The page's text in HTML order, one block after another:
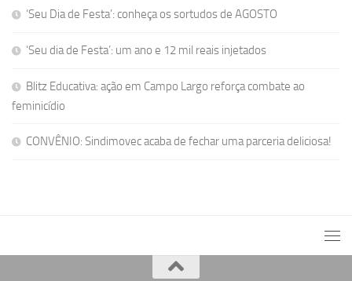
‘Seu Dia de Festa’: conheça os sortudos de AGOSTO
‘Seu dia de Festa’: um ano e 12 mil reais injetados
Blitz Educativa: ação em Campo Largo reforça combate ao
feminicídio
CONVÊNIO: Sindimovec acaba de fechar uma parceria deliciosa!